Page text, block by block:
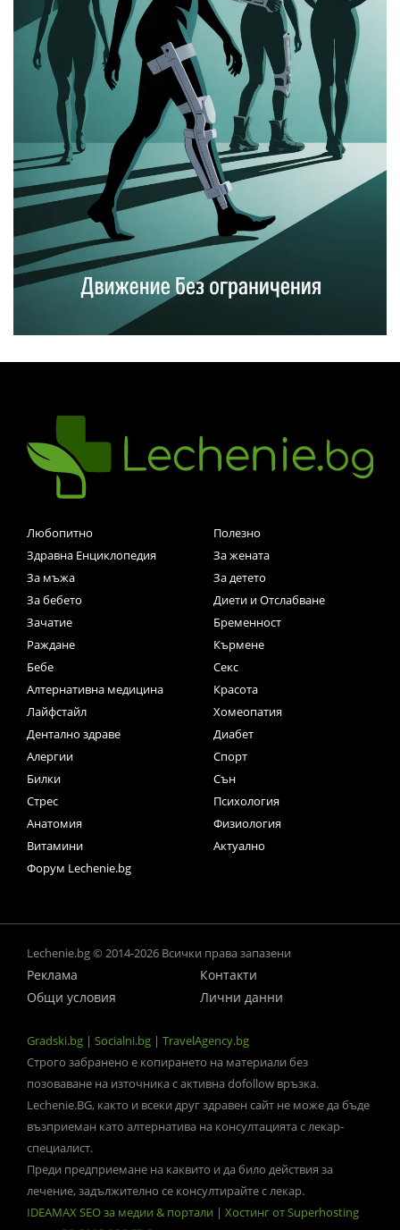
Любопитно
Полезно
Здравна Енциклопедия
За жената
За мъжа
За детето
За бебето
Диети и Отслабване
Зачатие
Бременност
Раждане
Кърмене
Бебе
Секс
Алтернативна медицина
Красота
Лайфстайл
Хомеопатия
Дентално здраве
Диабет
Алергии
Спорт
Билки
Сън
Стрес
Психология
Анатомия
Физиология
Витамини
Актуално
Форум Lechenie.bg
Lechenie.bg © 2014-2026 Всички права запазени
Реклама
Контакти
Общи условия
Лични данни
Gradski.bg | Socialni.bg | TravelAgency.bg
Строго забранено е копирането на материали без
позоваване на източника с активна dofollow връзка.
Lechenie.BG, както и всеки друг здравен сайт не може да бъде
възприеман като алтернатива на консултацията с лекар-
специалист.
Преди предприемане на каквито и да било действия за
лечение, задължително се консултирайте с лекар.
IDEAMAX SEO за медии & портали | Хостинг от Superhosting